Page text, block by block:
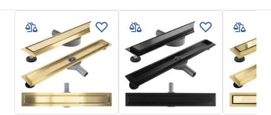
Duljina kanalice (cm)
70
Materijal kanalice
Nehrđajući čelik AISI 304
Boja
Brushed Copper
Vrsta rešetke
Obostrana 2u1
Max. protok vode
0,45 l/s
Premaz
Nano Flex
Montažne upute
LINEAR-3.pdf